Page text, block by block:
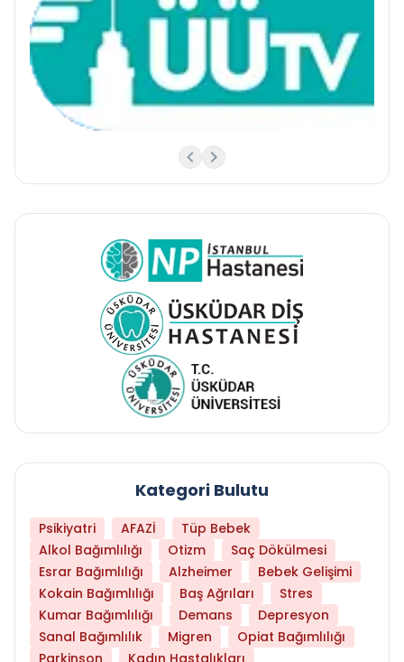
Kategori Bulutu
Psikiyatri AFAZİ
Tüp Bebek
Alkol Bağımlılığı
Otizm
Saç Dökülmesi
Esrar Bağımlılığı
Alzheimer
Bebek Gelişimi
Kokain Bağımlılığı
Baş Ağrıları
Stres
Kumar Bağımlılığı
Demans
Depresyon
Sanal Bağımlılık
Migren
Opiat Bağımlılığı
Parkinson
Kadın Hastalıkları